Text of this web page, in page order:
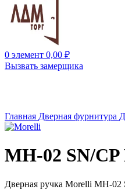
0 элемент 0,00 ₽
Вызвать замерщика
Главная Дверная фурнитура
MH-02 SN/
Дверная ручка Morelli MH-